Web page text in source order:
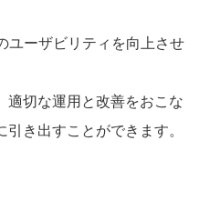
ユーザビリティを向上させ
適切な運用と改善をおこな
き出すことができます。